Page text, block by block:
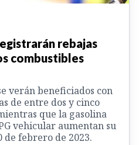
rebajas
combustibles
verán beneficiados con
de entre dos y cinco
que la gasolina
vehicular aumentan su
de febrero de 2023.